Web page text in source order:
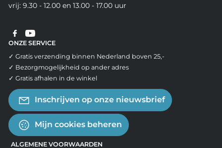
vrij: 9.30 - 12.00 en 13.00 - 17.00 uur
ONZE SERVICE
✓ Gratis verzending binnen Nederland boven 25,-
✓ Bezorgmogelijkheid op ander adres
✓ Gratis afhalen in de winkel
Inschrijven op onze nieuwsbrief
Mijn cookies beheren
ALGEMENE VOORWAARDEN